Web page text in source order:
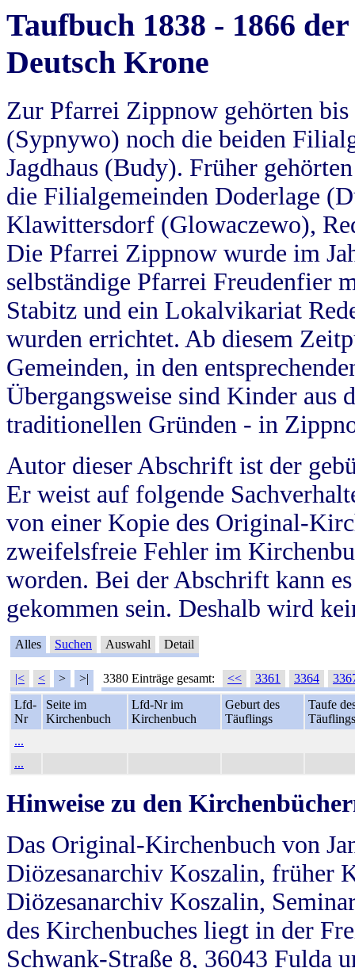
Taufbuch 1838 - 1866
Deutsch Krone
Zur Pfarrei Zippnow gehörten
(Sypnywo) noch die beiden
Jagdhaus (Budy). Früher
die Filialgemeinden Doderlage
Klawittersdorf (Glowaczewo),
Die Pfarrei Zippnow wurde im
selbständige Pfarrei Freudenfier
Stabitz und ein Lokalvikariat
wurden errichtet. Ab diesem
Gemeinden, in den
Übergangsweise sind Kinder aus
traditionellen Gründen - in
Autor dieser Abschrift ist der
Er weist auf folgende
von einer Kopie des Original-
zweifelsfreie Fehler im
worden. Bei der Abschrift kann
gekommen sein. Deshalb wird
Alles Suchen Auswahl Detail
|< < > >| 3380 Einträge gesamt: << 3361 3364
Lfd-
Nr
Seite im
Kirchenbuch
Lfd-Nr im
Kirchenbuch
Geburt des
Täuflings
Taufe
Täuflings
...
...
Hinweise zu den
Das Original-Kirchenbuch von
Diözesanarchiv Koszalin, früher
Diözesanarchiv Koszalin,
des Kirchenbuches liegt in der
Schwank-Straße 8, 36043 Fulda